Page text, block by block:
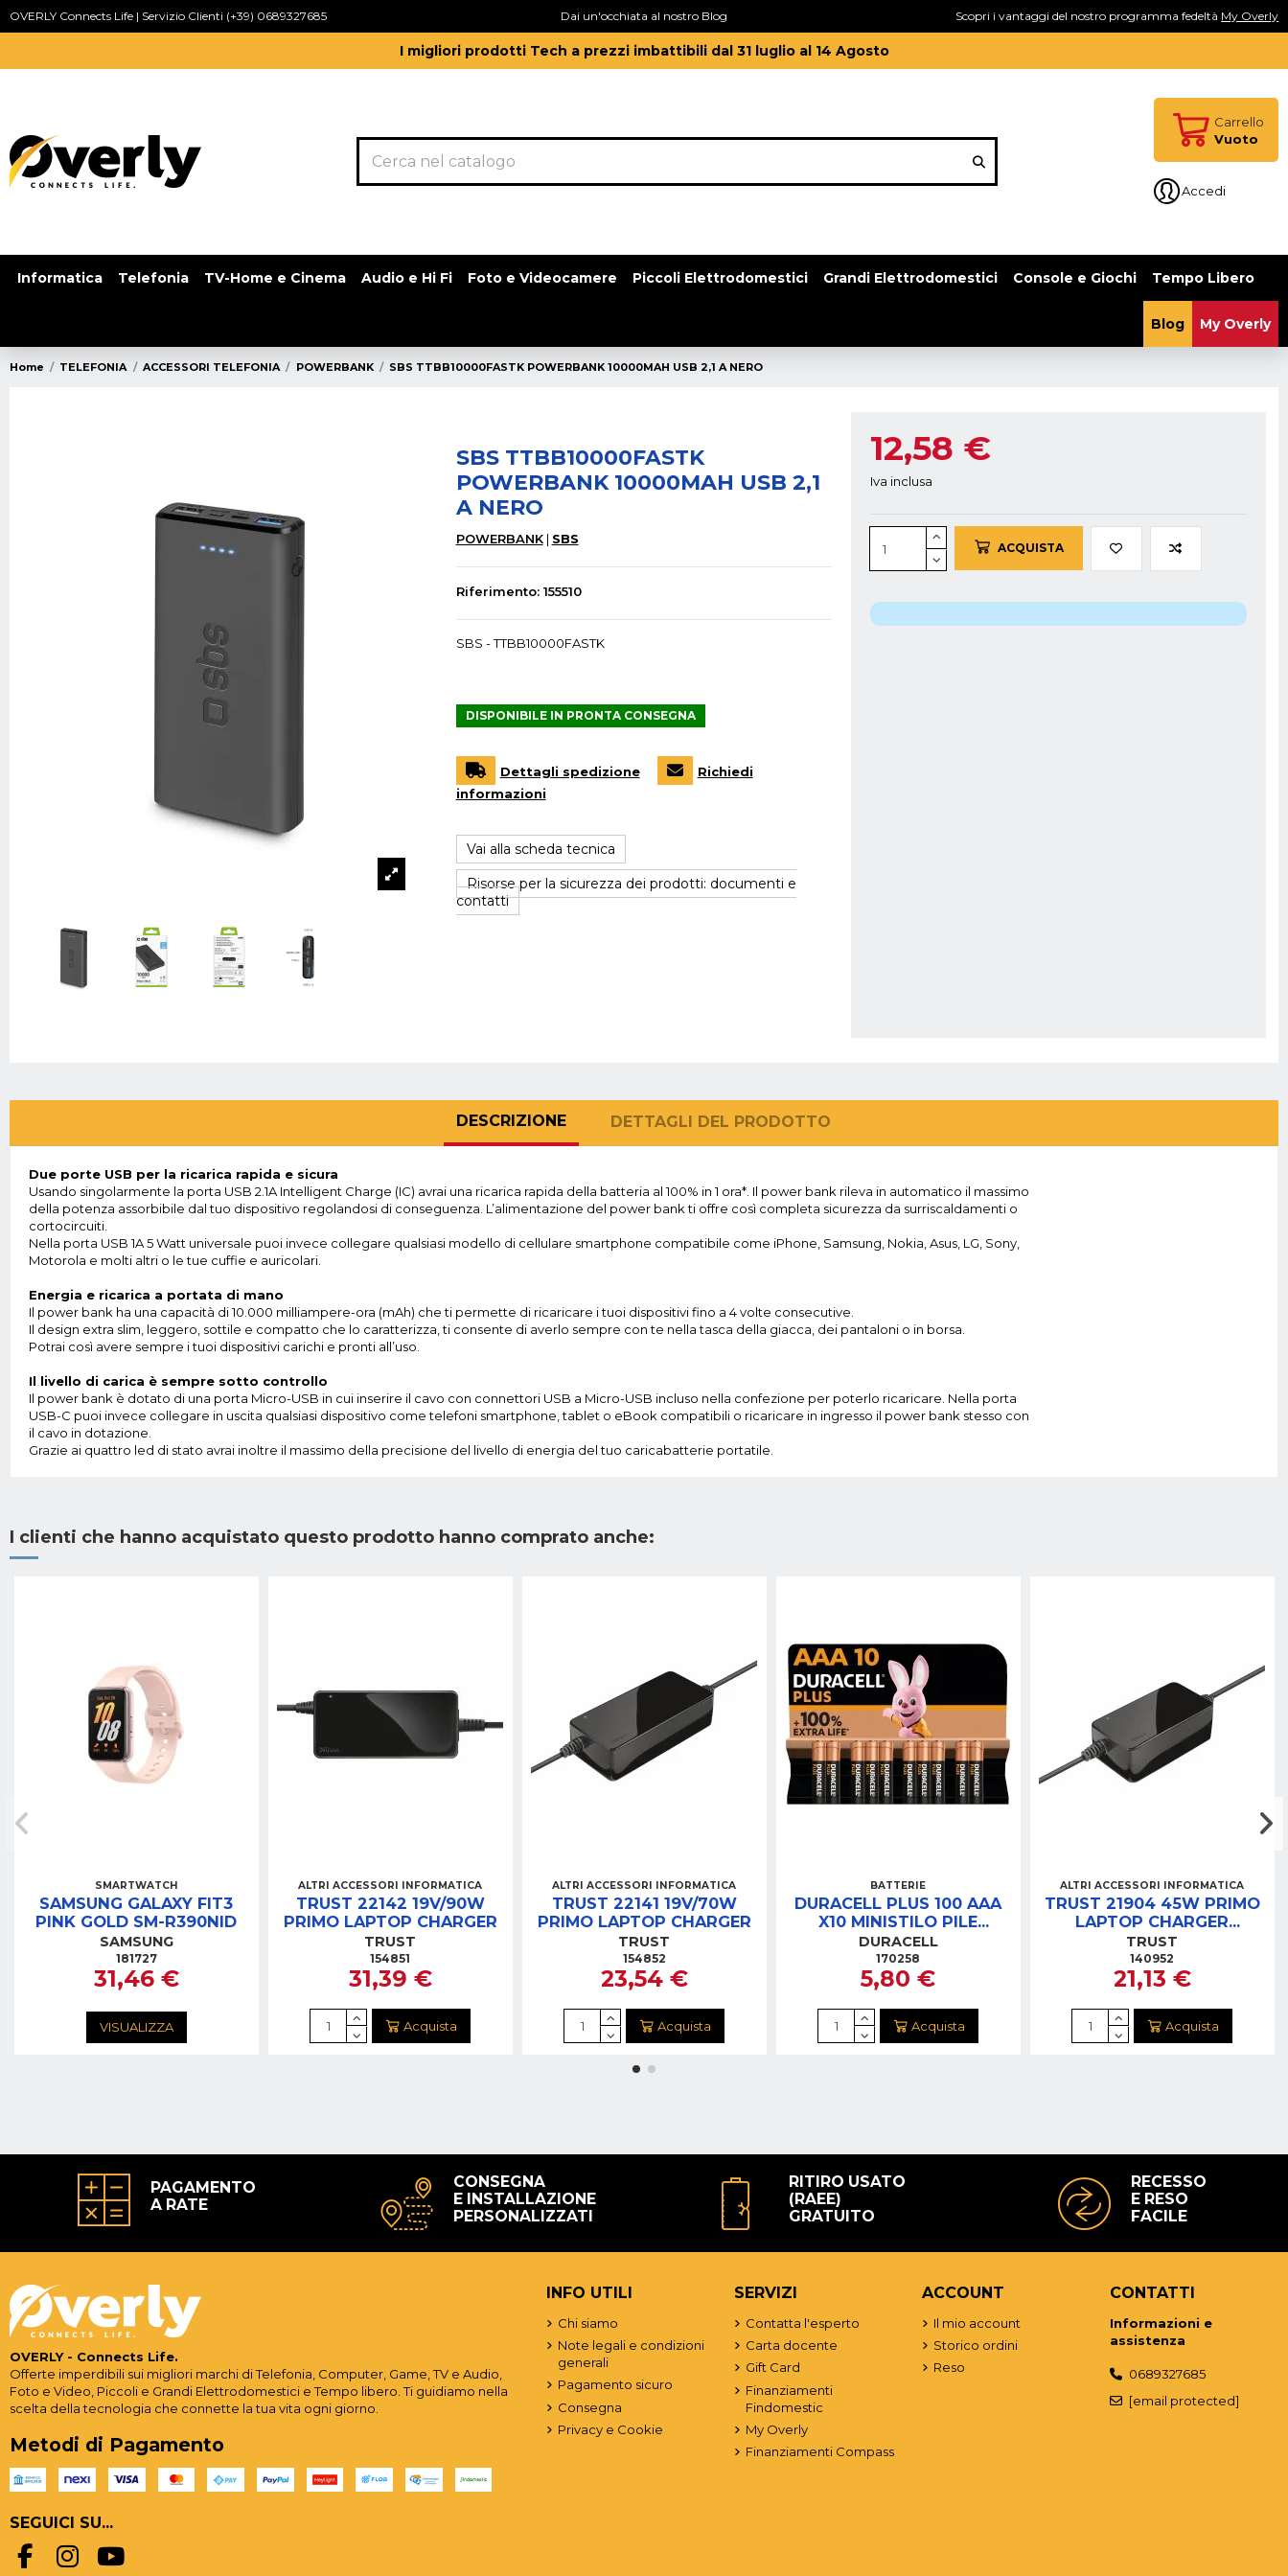
OVERLY Connects Life | Servizio Clienti (+39) 0689327685 Dai un'occhiata al nostro Blog Scopri i vantaggi del nostro programma fedeltà My Overly
I migliori prodotti Tech a prezzi imbattibili dal 31 luglio al 14 Agosto
Carrello
Vuoto
Accedi
Informatica Telefonia TV-Home e Cinema Audio e Hi Fi Foto e Videocamere Piccoli Elettrodomestici Grandi Elettrodomestici Console e Giochi Tempo Libero
My Overly
Blog
Home TELEFONIA ACCESSORI TELEFONIA POWERBANK SBS TTBB10000FASTK POWERBANK 10000MAH USB 2,1 A NERO
SBS TTBB10000FASTK
POWERBANK 10000MAH USB 2,1
A NERO
POWERBANK SBS
Riferimento: 155510
SBS - TTBB10000FASTK
DISPONIBILE IN PRONTA CONSEGNA
Dettagli spedizione
Richiedi
informazioni
Vai alla scheda tecnica
Risorse per la sicurezza dei prodotti: documenti e
contatti
12,58 €
Iva inclusa
ACQUISTA
DESCRIZIONE DETTAGLI DEL PRODOTTO
Due porte USB per la ricarica rapida e sicura
Usando singolarmente la porta USB 2.1A Intelligent Charge (IC) avrai una ricarica rapida della batteria al 100% in 1 ora*. Il power bank rileva in automatico il massimo
della potenza assorbibile dal tuo dispositivo regolandosi di conseguenza. L’alimentazione del power bank ti offre così completa sicurezza da surriscaldamenti o
cortocircuiti.
Nella porta USB 1A 5 Watt universale puoi invece collegare qualsiasi modello di cellulare smartphone compatibile come iPhone, Samsung, Nokia, Asus, LG, Sony,
Motorola e molti altri o le tue cuffie e auricolari.
Energia e ricarica a portata di mano
Il power bank ha una capacità di 10.000 milliampere-ora (mAh) che ti permette di ricaricare i tuoi dispositivi fino a 4 volte consecutive.
Il design extra slim, leggero, sottile e compatto che lo caratterizza, ti consente di averlo sempre con te nella tasca della giacca, dei pantaloni o in borsa.
Potrai così avere sempre i tuoi dispositivi carichi e pronti all’uso.
Il livello di carica è sempre sotto controllo
Il power bank è dotato di una porta Micro-USB in cui inserire il cavo con connettori USB a Micro-USB incluso nella confezione per poterlo ricaricare. Nella porta
USB-C puoi invece collegare in uscita qualsiasi dispositivo come telefoni smartphone, tablet o eBook compatibili o ricaricare in ingresso il power bank stesso con
il cavo in dotazione.
Grazie ai quattro led di stato avrai inoltre il massimo della precisione del livello di energia del tuo caricabatterie portatile.
I clienti che hanno acquistato questo prodotto hanno comprato anche:
SMARTWATCH
SAMSUNG GALAXY FIT3
PINK GOLD SM-R390NID
SAMSUNG
181727
31,46 €
VISUALIZZA
ALTRI ACCESSORI INFORMATICA
TRUST 22142 19V/90W
PRIMO LAPTOP CHARGER
TRUST
154851
31,39 €
Acquista
ALTRI ACCESSORI INFORMATICA
TRUST 22141 19V/70W
PRIMO LAPTOP CHARGER
TRUST
154852
23,54 €
Acquista
BATTERIE
DURACELL PLUS 100 AAA
X10 MINISTILO PILE
MULTIPACK
DURACELL
170258
5,80 €
Acquista
ALTRI ACCESSORI INFORMATICA
TRUST 21904 45W PRIMO
LAPTOP CHARGER
ALIMENTATORE
UNIVERSALE
TRUST
140952
21,13 €
Acquista
PAGAMENTO
A RATE
CONSEGNA
E INSTALLAZIONE
PERSONALIZZATI
RITIRO USATO
(RAEE)
GRATUITO
RECESSO
E RESO
FACILE
OVERLY - Connects Life.
Offerte imperdibili sui migliori marchi di Telefonia, Computer, Game, TV e Audio,
Foto e Video, Piccoli e Grandi Elettrodomestici e Tempo libero. Ti guidiamo nella
scelta della tecnologia che connette la tua vita ogni giorno.
Metodi di Pagamento
INFO UTILI
Chi siamo
Note legali e condizioni
generali
Pagamento sicuro
Consegna
Privacy e Cookie
SERVIZI
Contatta l'esperto
Carta docente
Gift Card
Finanziamenti
Findomestic
My Overly
Finanziamenti Compass
ACCOUNT
Il mio account
Storico ordini
Reso
CONTATTI
Informazioni e
assistenza
0689327685
[email protected]
SEGUICI SU...